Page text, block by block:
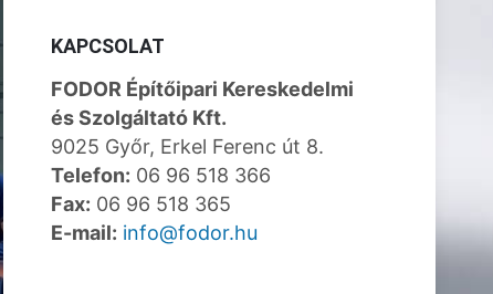
KAPCSOLAT
FODOR Építőipari Kereskedelmi
és Szolgáltató Kft.
9025 Győr, Erkel Ferenc út 8.
Telefon: 06 96 518 366
Fax: 06 96 518 365
E-mail: info@fodor.hu